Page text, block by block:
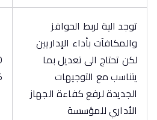
توجد الية لربط الحوافز
والمكافآت بأداء الإداريين
لكن تحتاج الى تعديل بما
يتناسب مع التوجيهات
الجديدة لرفع كفاءة الجهاز
الأداري للمؤسسة